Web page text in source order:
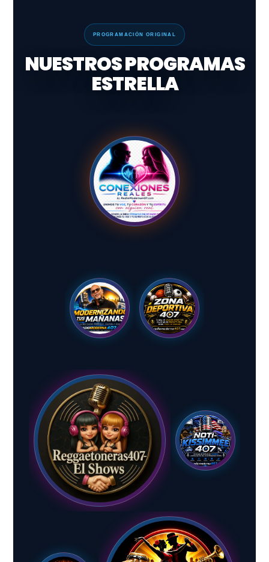
PROGRAMACIÓN ORIGINAL
NUESTROS PROGRAMAS
ESTRELLA